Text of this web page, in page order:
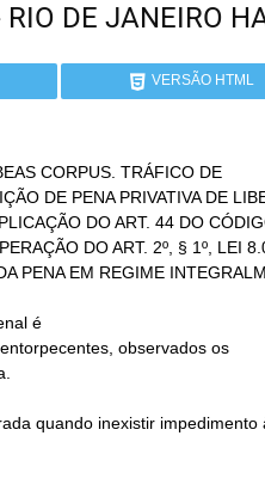
DE JANEIRO
VERSÃO HTML
CORPUS. TRÁFICO DE
é